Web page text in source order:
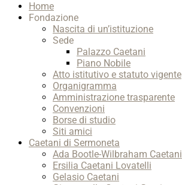
Home
Fondazione
Nascita di un’istituzione
Sede
Palazzo Caetani
Piano Nobile
Atto istitutivo e statuto vigente
Organigramma
Amministrazione trasparente
Convenzioni
Borse di studio
Siti amici
Caetani di Sermoneta
Ada Bootle-Wilbraham Caetani
Ersilia Caetani Lovatelli
Gelasio Caetani